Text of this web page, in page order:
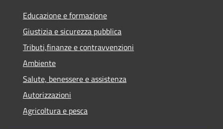
Educazione e formazione
Giustizia e sicurezza pubblica
Tributi,finanze e contravvenzioni
Ambiente
Salute, benessere e assistenza
Autorizzazioni
Agricoltura e pesca